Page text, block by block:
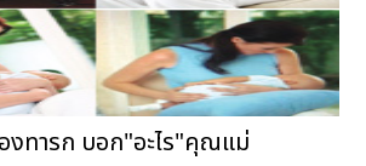
งทารก บอก"อะไร"คุณแม่